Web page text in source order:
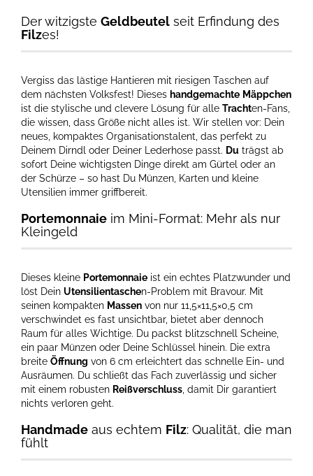
Der witzigste Geldbeutel seit Erfindung des
Filzes!
Vergiss das lästige Hantieren mit riesigen Taschen auf
dem nächsten Volksfest! Dieses handgemachte Mäppchen
ist die stylische und clevere Lösung für alle Trachten-Fans,
die wissen, dass Größe nicht alles ist. Wir stellen vor: Dein
neues, kompaktes Organisationstalent, das perfekt zu
Deinem Dirndl oder Deiner Lederhose passt. Du trägst ab
sofort Deine wichtigsten Dinge direkt am Gürtel oder an
der Schürze – so hast Du Münzen, Karten und kleine
Utensilien immer griffbereit.
Portemonnaie im Mini-Format: Mehr als nur
Kleingeld
Dieses kleine Portemonnaie ist ein echtes Platzwunder und
löst Dein Utensilientaschen-Problem mit Bravour. Mit
seinen kompakten Massen von nur 11,5×11,5×0,5 cm
verschwindet es fast unsichtbar, bietet aber dennoch
Raum für alles Wichtige. Du packst blitzschnell Scheine,
ein paar Münzen oder Deine Schlüssel hinein. Die extra
breite Öffnung von 6 cm erleichtert das schnelle Ein- und
Ausräumen. Du schließt das Fach zuverlässig und sicher
mit einem robusten Reißverschluss , damit Dir garantiert
nichts verloren geht.
Handmade aus echtem Filz: Qualität, die man
fühlt